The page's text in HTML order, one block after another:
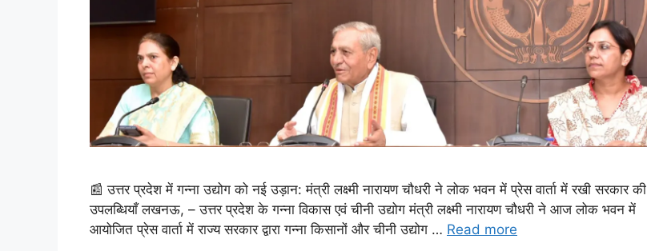
📰 उत्तर प्रदेश में गन्ना उद्योग को नई उड़ान: मंत्री लक्ष्मी नारायण चौधरी ने लोक भवन में प्रेस वार्ता में रखी सरकार की
उपलब्धियाँ लखनऊ, – उत्तर प्रदेश के गन्ना विकास एवं चीनी उद्योग मंत्री लक्ष्मी नारायण चौधरी ने आज लोक भवन में
आयोजित प्रेस वार्ता में राज्य सरकार द्वारा गन्ना किसानों और चीनी उद्योग … Read more